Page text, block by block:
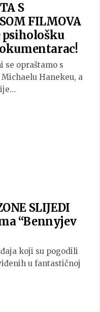
S
FILMOVA
psihološku
se opraštamo s
Hanekeu, a
SLIJEDI
“Bennyjev
koji su pogodili
u fantastičnoj